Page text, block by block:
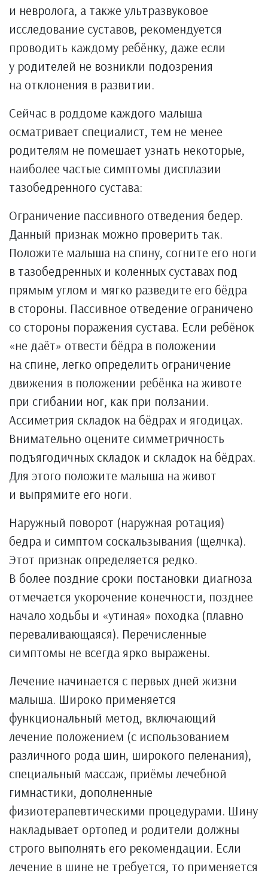
и невролога, а также ультразвуковое
исследование суставов, рекомендуется
проводить каждому ребёнку, даже если
у родителей не возникли подозрения
на отклонения в развитии.
Сейчас в роддоме каждого малыша
осматривает специалист, тем не менее
родителям не помешает узнать некоторые,
наиболее частые симптомы дисплазии
тазобедренного сустава:
Ограничение пассивного отведения бедер.
Данный признак можно проверить так.
Положите малыша на спину, согните его ноги
в тазобедренных и коленных суставах под
прямым углом и мягко разведите его бёдра
в стороны. Пассивное отведение ограничено
со стороны поражения сустава. Если ребёнок
«не даёт» отвести бёдра в положении
на спине, легко определить ограничение
движения в положении ребёнка на животе
при сгибании ног, как при ползании.
Ассиметрия складок на бёдрах и ягодицах.
Внимательно оцените симметричность
подъягодичных складок и складок на бёдрах.
Для этого положите малыша на живот
и выпрямите его ноги.
Наружный поворот (наружная ротация)
бедра и симптом соскальзывания (щелчка).
Этот признак определяется редко.
В более поздние сроки постановки диагноза
отмечается укорочение конечности, позднее
начало ходьбы и «утиная» походка (плавно
переваливающаяся). Перечисленные
симптомы не всегда ярко выражены.
Лечение начинается с первых дней жизни
малыша. Широко применяется
функциональный метод, включающий
лечение положением (с использованием
различного рода шин, широкого пеленания),
специальный массаж, приёмы лечебной
гимнастики, дополненные
физиотерапевтическими процедурами. Шину
накладывает ортопед и родители должны
строго выполнять его рекомендации. Если
лечение в шине не требуется, то применяется